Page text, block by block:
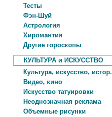
Тесты
Фэн-Шуй
Астрология
Хиромантия
Другие гороскопы
КУЛЬТУРА и ИСКУССТВО
Культура, искусство, истор.
Видео, кино
Искусство татуировки
Неоднозначная реклама
Объемные рисунки